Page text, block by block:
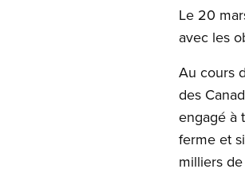
Le 20
avec les
Au cours
des
engagé à
ferme et
milliers